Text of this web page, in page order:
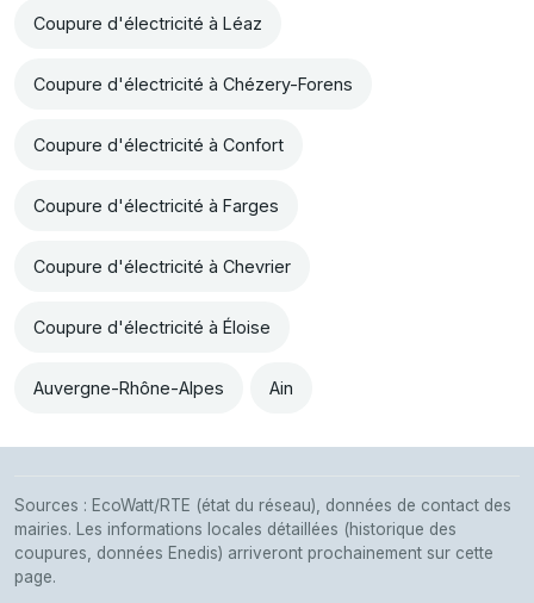
Coupure d'électricité à Léaz
Coupure d'électricité à Chézery-Forens
Coupure d'électricité à Confort
Coupure d'électricité à Farges
Coupure d'électricité à Chevrier
Coupure d'électricité à Éloise
Auvergne-Rhône-Alpes Ain
Sources : EcoWatt/RTE (état du réseau), données de contact des
mairies. Les informations locales détaillées (historique des
coupures, données Enedis) arriveront prochainement sur cette
page.